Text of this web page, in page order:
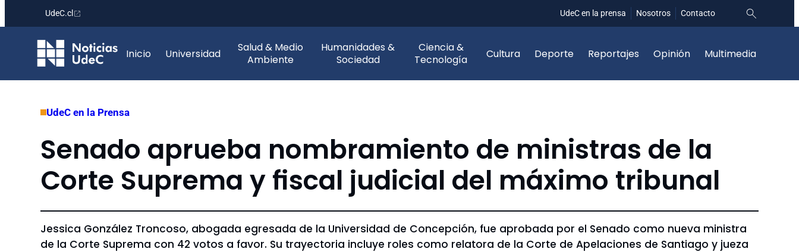
contenido
UdeC.cl UdeC en la prensa Nosotros Contacto
Inicio Universidad
Salud & Medio
Ambiente
Humanidades &
Sociedad
Ciencia &
Tecnología
Cultura Deporte Reportajes Opinión Multimedia
UdeC en la Prensa
Senado aprueba nombramiento de ministras de la
Corte Suprema y fiscal judicial del máximo tribunal
Jessica González Troncoso, abogada egresada de la Universidad de Concepción, fue aprobada por el Senado como nueva ministra
de la Corte Suprema con 42 votos a favor. Su trayectoria incluye roles como relatora de la Corte de Apelaciones de Santiago y jueza